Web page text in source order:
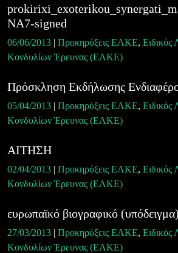
ΝΑ7-signed
06/06/2013 | Προκηρύξεις ΕΛΚΕ, Ειδικός
Κονδυλίων Έρευνας (ΕΛΚΕ)
Πρόσκληση Εκδήλωσης
05/04/2013 | Προκηρύξεις ΕΛΚΕ, Ειδικός
Κονδυλίων Έρευνας (ΕΛΚΕ)
ΑΙΤΗΣΗ
02/04/2013 | Προκηρύξεις ΕΛΚΕ, Ειδικός
Κονδυλίων Έρευνας (ΕΛΚΕ)
ευρωπαϊκό βιογραφικό (υπόδειγμα)
27/03/2013 | Προκηρύξεις ΕΛΚΕ, Ειδικός
Κονδυλίων Έρευνας (ΕΛΚΕ)